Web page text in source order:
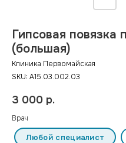
Гипсовая повязка
(большая)
Клиника Первомайская
SKU: A15.03.002.03
3 000 р.
Врач
Любой специалист